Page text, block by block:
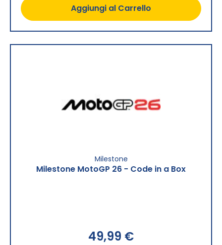
Aggiungi al Carrello
Milestone
Milestone MotoGP 26 - Code in a Box
49,99 €